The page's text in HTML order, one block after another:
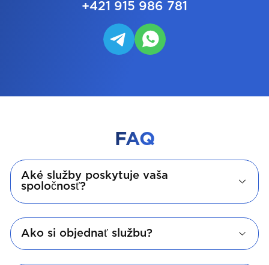
+421 915 986 781
FAQ
Aké služby poskytuje vaša
spoločnosť?
Ako si objednať službu?